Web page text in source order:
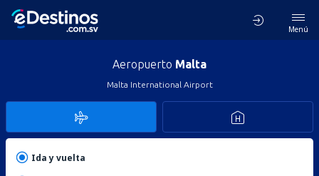
Menú
Aeropuerto Malta
Malta International Airport
Ida y vuelta